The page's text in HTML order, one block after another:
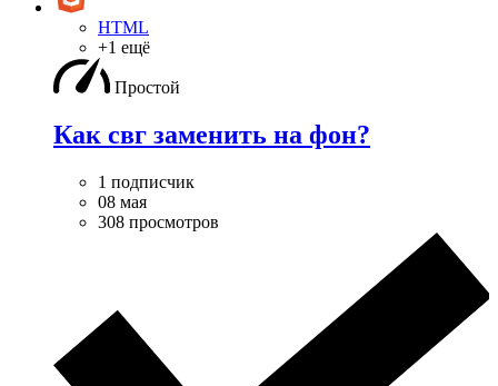
HTML
+1 ещё
Простой
Как свг заменить на фон?
1 подписчик
08 мая
308 просмотров